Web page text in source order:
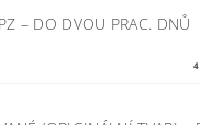
– DO DVOU PRAC. DNŮ